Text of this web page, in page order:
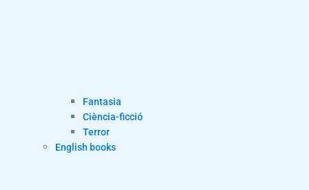
Fantasia
Ciència-ficció
Terror
English books